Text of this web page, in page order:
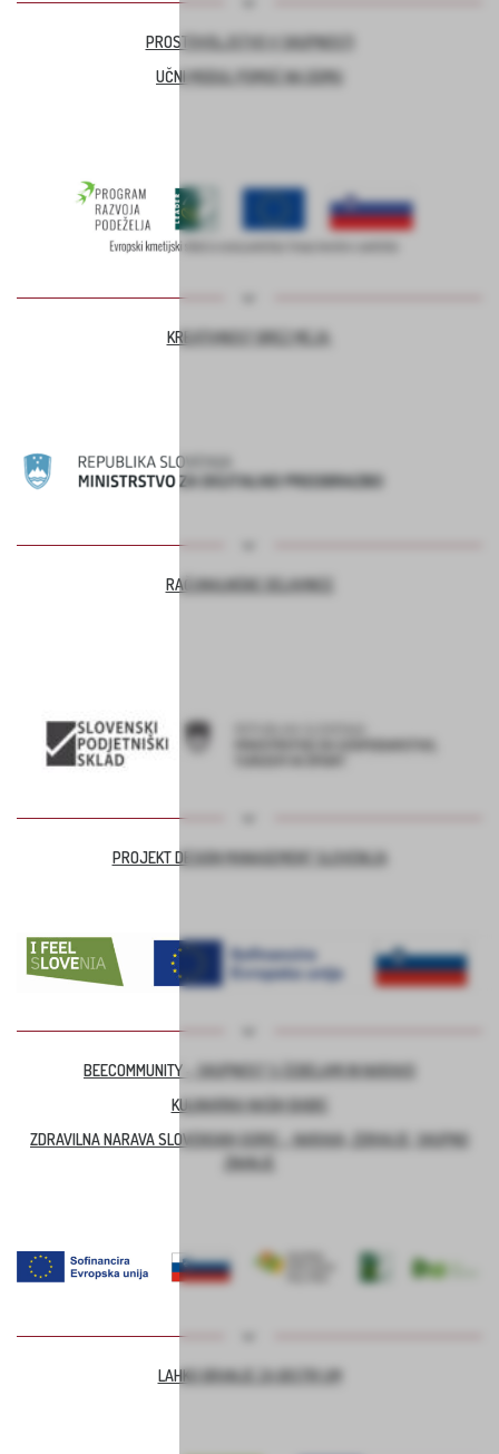
PROSTOVOLJSTVO V SKUPNOSTI
UČNI MODUL POMOČ NA DOMU
KREATIVNOST BREZ MEJA
RAČUNALNIŠKE DELAVNICE
PROJEKT DESIGN MANAGEMENT SLOVENIJA
BEECOMMUNITY – SKUPNOST S ČEBELAMI IN NARAVO
KULINARIKA NAŠIH BABIC
ZDRAVILNA NARAVA SLOVENSKIH GORIC – NARAVA, ZDRAVJE, SKUPNO
ZNANJE
LAHKO BRANJE ZA BISTRI UM